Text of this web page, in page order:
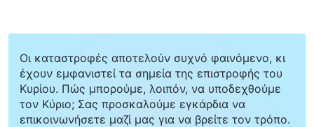
Οι καταστροφές αποτελούν συχνό φαινόμενο, κι
έχουν εμφανιστεί τα σημεία της επιστροφής του
Κυρίου. Πώς μπορούμε, λοιπόν, να υποδεχθούμε
τον Κύριο; Σας προσκαλούμε εγκάρδια να
επικοινωνήσετε μαζί μας για να βρείτε τον τρόπο.